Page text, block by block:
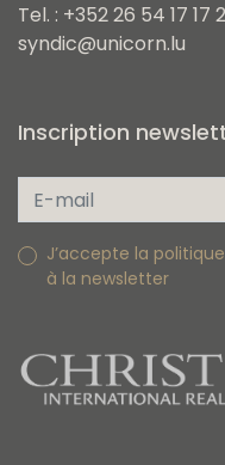
Tel. : +352 26 54 17 17
syndic@unicorn.lu
Inscription
J’accepte la
à la newsletter